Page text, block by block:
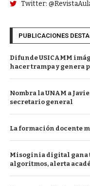
Twitter:
PUBLICACIONES
Difunde USICAMM
hacer trampa y genera
Nombra la UNAM a
secretario general
La formación docente
Misoginia digital gana
algoritmos, alerta